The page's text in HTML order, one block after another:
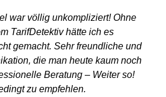
war völlig unkompliziert! Ohne
TarifDetektiv hätte ich es
gemacht. Sehr freundliche und
die man heute kaum noch
Beratung – Weiter so!
zu empfehlen.